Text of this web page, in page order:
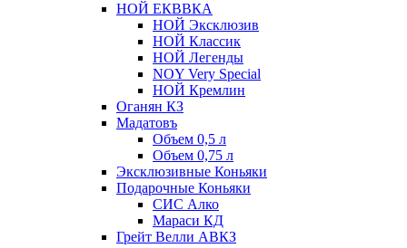
НОЙ ЕКВВКА
НОЙ Эксклюзив
НОЙ Классик
НОЙ Легенды
NOY Very Speсial
НОЙ Кремлин
Оганян КЗ
Мадатовъ
Объем 0,5 л
Объем 0,75 л
Эксклюзивные Коньяки
Подарочные Коньяки
СИС Алко
Мараси КД
Грейт Велли АВКЗ